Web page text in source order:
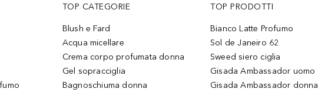
TOP CATEGORIE
Blush e Fard
Acqua micellare
Crema corpo profumata donna
Gel sopracciglia
Bagnoschiuma donna
TOP PRODOTTI
Bianco Latte Profumo
Sol de Janeiro 62
Sweed siero ciglia
Gisada Ambassador uomo
Gisada Ambassador donna